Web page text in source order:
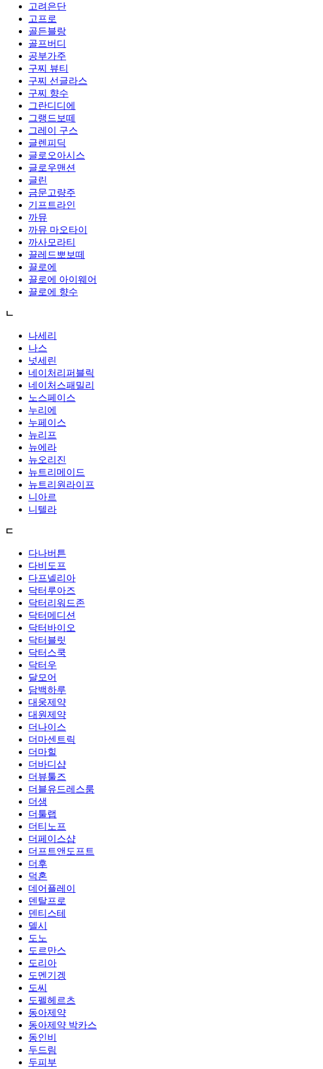
고려은단
고프로
골든블랑
골프버디
공부가주
구찌 뷰티
구찌 선글라스
구찌 향수
그란디디에
그랭드보떼
그레이 구스
글렌피딕
글로오아시스
글로우맨션
글린
금문고량주
기프트라인
까뮤
까뮤 마오타이
까사모라티
끌레드뽀보떼
끌로에
끌로에 아이웨어
끌로에 향수
ㄴ
나세리
나스
넛세린
네이처리퍼블릭
네이처스패밀리
노스페이스
누리에
누페이스
뉴리프
뉴에라
뉴오리진
뉴트리메이드
뉴트리원라이프
니아르
니텔라
ㄷ
다나버튼
다비도프
다프넬리아
닥터루아즈
닥터리워드존
닥터메디션
닥터바이오
닥터블릿
닥터스쿡
닥터우
달모어
담백하루
대웅제약
대원제약
더나이스
더마센트릭
더마힐
더바디샵
더뷰툴즈
더블유드레스룸
더샘
더툴랩
더티노프
더페이스샵
더프트앤도프트
더후
덕혼
데어플레이
덴탈프로
덴티스테
델시
도노
도르만스
도리아
도멘기겡
도씨
도펠헤르츠
동아제약
동아제약 박카스
동인비
두드림
두피부